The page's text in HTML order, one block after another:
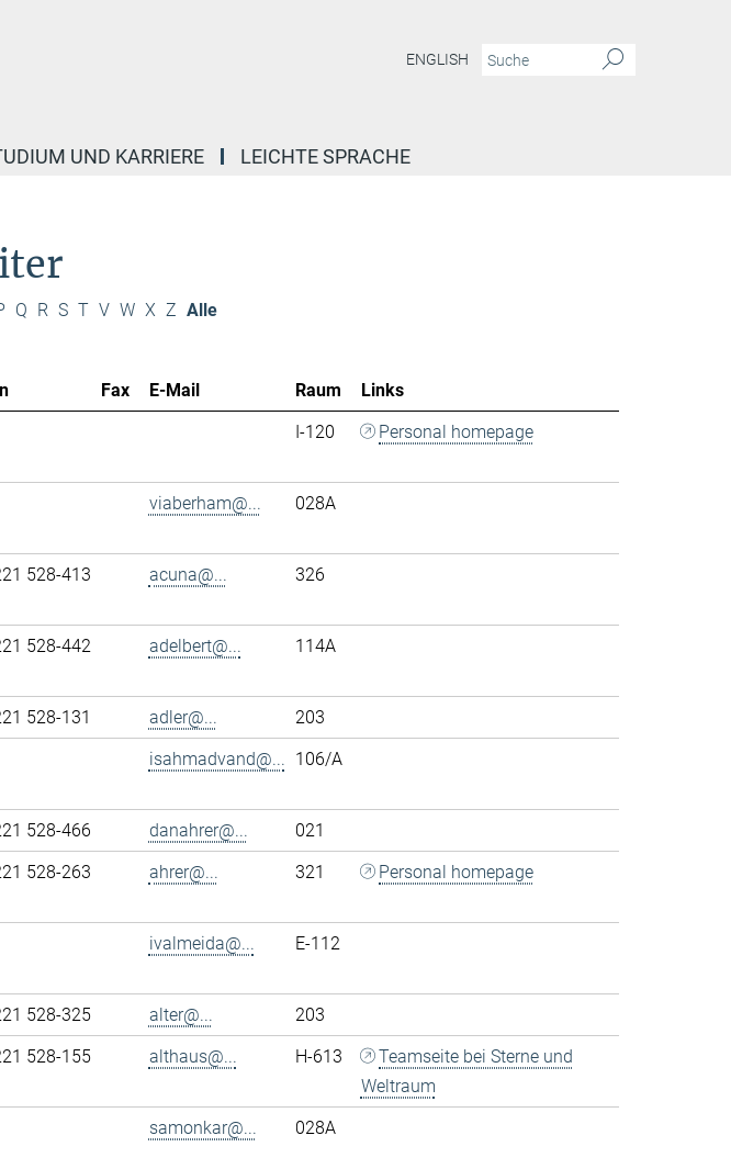
ENGLISH
UND KARRIERE LEICHTE SPRACHE
Q R S T V W X Z Alle
Fax E-Mail Raum
Links
I-120 Personal homepage
viaberham@... 028A
528-413 acuna@... 326
528-442 adelbert@... 114A
528-131 adler@...
203
isahmadvand@... 106/A
528-466 danahrer@...
021
528-263 ahrer@... 321 Personal homepage
ivalmeida@... E-112
528-325 alter@...
203
528-155 althaus@... H-613
Teamseite bei Sterne und
Weltraum
samonkar@... 028A